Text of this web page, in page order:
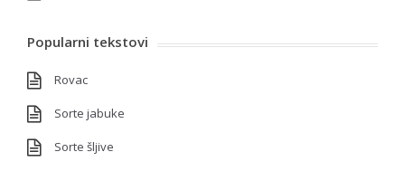
Popularni tekstovi
Rovac
Sorte jabuke
Sorte šljive